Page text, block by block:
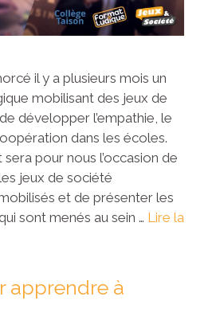
il y a plusieurs mois un
mobilisant des jeux de
développer l’empathie, le
dans les écoles.
pour nous l’occasion de
jeux de société
et de présenter les
sont menés au sein … Lire la
apprendre à